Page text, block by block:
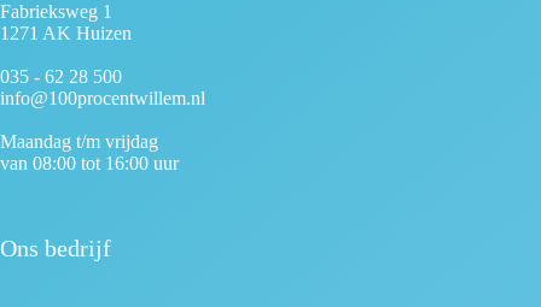
Fabrieksweg 1
1271 AK Huizen
035 - 62 28 500
info@100procentwillem.nl
Maandag t/m vrijdag
van 08:00 tot 16:00 uur
Ons bedrijf